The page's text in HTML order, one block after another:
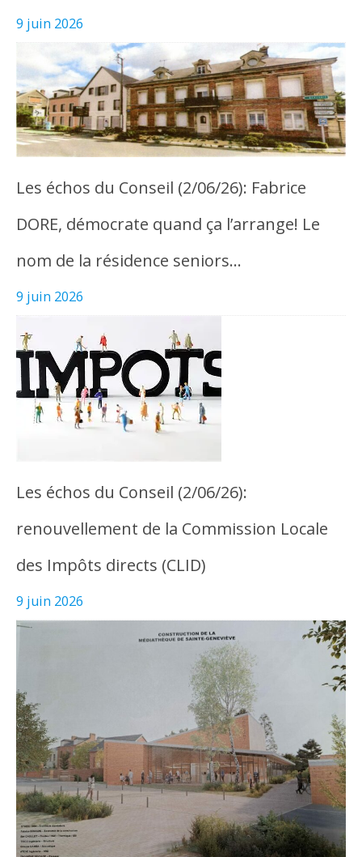
9 juin 2026
Les échos du Conseil (2/06/26): Fabrice
DORE, démocrate quand ça l’arrange! Le
nom de la résidence seniors…
9 juin 2026
Les échos du Conseil (2/06/26):
renouvellement de la Commission Locale
des Impôts directs (CLID)
9 juin 2026